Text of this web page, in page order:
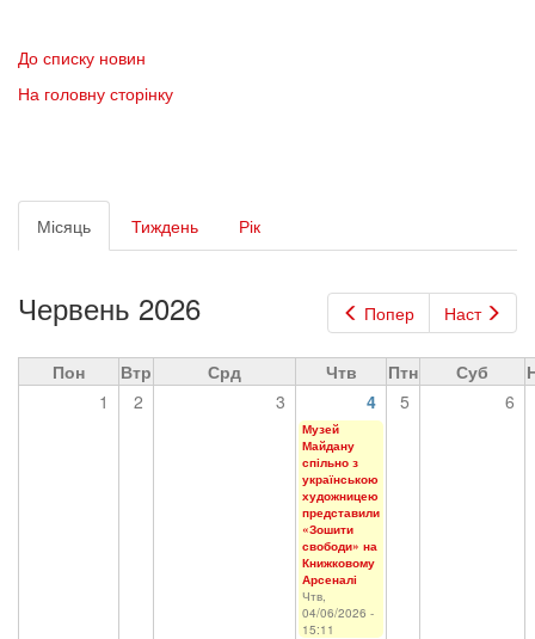
До списку новин
На головну сторінку
Первинні
вкладки
Місяць (активна
вкладка)
Тиждень Рік
Попер Наст
Червень 2026
Пон Втр Срд Чтв Птн Суб
1
2 3 4 5 6
Музей
Майдану
спільно з
українською
художницею
представили
«Зошити
свободи» на
Книжковому
Арсеналі
Чтв,
04/06/2026 -
15:11